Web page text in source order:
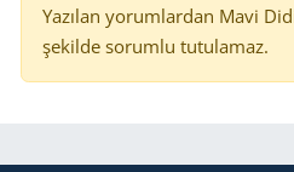
Yazılan yorumlardan Mavi
şekilde sorumlu tutulamaz.